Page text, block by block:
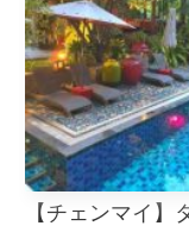
【チェンマイ